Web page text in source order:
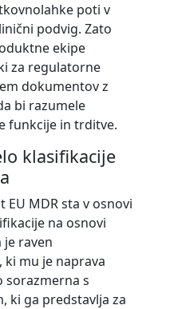
poti v
podvig. Zato
ekipe
za regulatorne
dokumentov z
bi razumele
funkcije in trditve.
klasifikacije
EU MDR sta v osnovi
na osnovi
je raven
mu je naprava
sorazmerna s
ki ga predstavlja za